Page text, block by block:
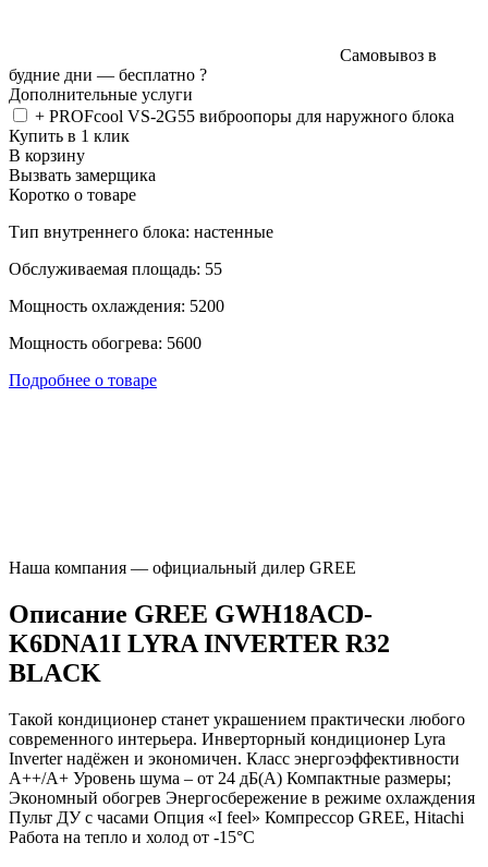
Самовывоз в
будние дни — бесплатно ?
Дополнительные услуги
+ PROFcool VS-2G55 виброопоры для наружного блока
Купить в 1 клик
В корзину
Вызвать замерщика
Коротко о товаре
Тип внутреннего блока: настенные
Обслуживаемая площадь: 55
Мощность охлаждения: 5200
Мощность обогрева: 5600
Подробнее о товаре
Наша компания — официальный дилер GREE
Описание GREE GWH18ACD-
K6DNA1I LYRA INVERTER R32
BLACK
Такой кондиционер станет украшением практически любого
современного интерьера. Инверторный кондиционер Lyra
Inverter надёжен и экономичен. Класс энергоэффективности
А++/А+ Уровень шума – от 24 дБ(А) Компактные размеры;
Экономный обогрев Энергосбережение в режиме охлаждения
Пульт ДУ с часами Опция «I feel» Компрессор GREE, Hitachi
Работа на тепло и холод от -15°С